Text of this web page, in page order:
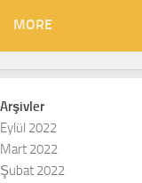
MORE
Arşivler
Eylül 2022
Mart 2022
Şubat 2022